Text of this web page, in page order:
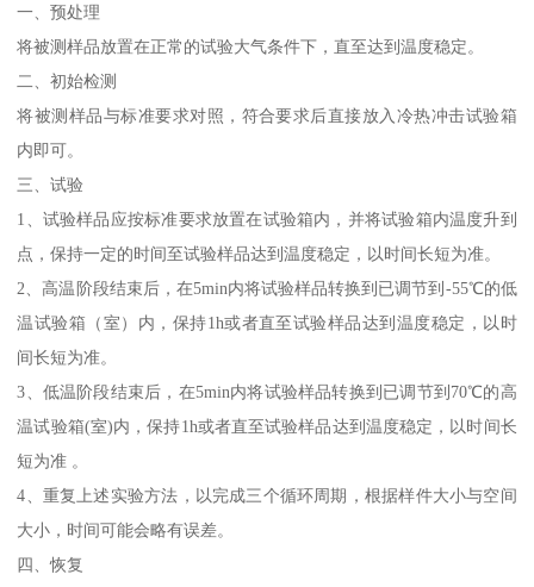
一、预处理
将被测样品放置在正常的试验大气条件下，直至达到温度稳定。
二、初始检测
将被测样品与标准要求对照，符合要求后直接放入冷热冲击试验箱
内即可。
三、试验
1、试验样品应按标准要求放置在试验箱内，并将试验箱内温度升到
点，保持一定的时间至试验样品达到温度稳定，以时间长短为准。
2、高温阶段结束后，在5min内将试验样品转换到已调节到-55℃的低
温试验箱（室）内，保持1h或者直至试验样品达到温度稳定，以时
间长短为准。
3、低温阶段结束后，在5min内将试验样品转换到已调节到70℃的高
温试验箱(室)内，保持1h或者直至试验样品达到温度稳定，以时间长
短为准 。
4、重复上述实验方法，以完成三个循环周期，根据样件大小与空间
大小，时间可能会略有误差。
四、恢复